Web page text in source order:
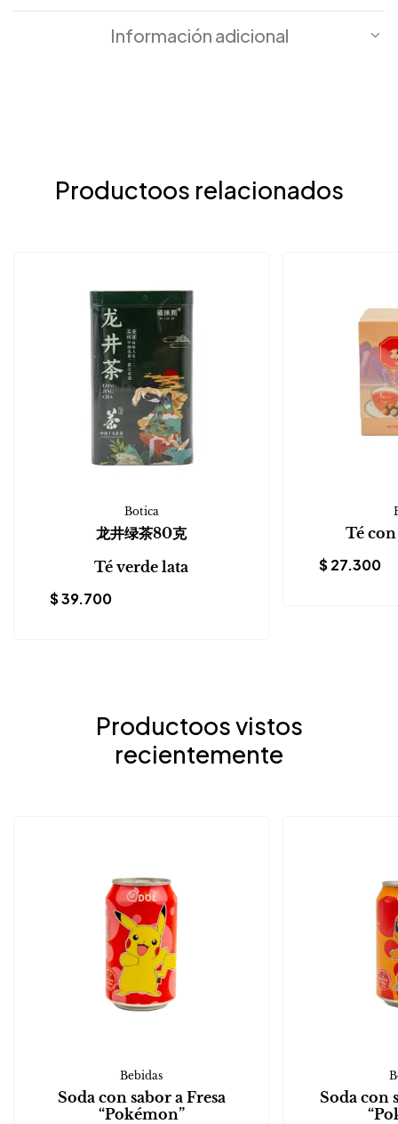
Información adicional
Productoos relacionados
Botica
龙井绿茶80克
Té verde lata
$39.700
Té
$27.300
Productoos vistos
recientemente
Bebidas
Soda con sabor a Fresa
“Pokémon”
Soda con